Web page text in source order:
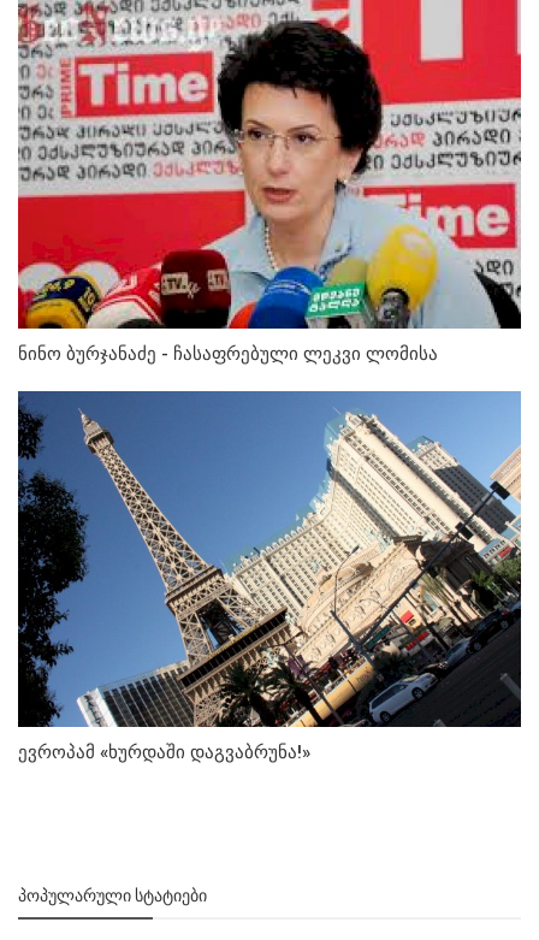
ნინო ბურჯანაძე - ჩასაფრებული ლეკვი ლომისა
ევროპამ «ხურდაში დაგვაბრუნა!»
ᲞᲝᲞᲣᲚᲐᲠᲣᲚᲘ ᲡᲢᲐᲢᲘᲔᲑᲘ